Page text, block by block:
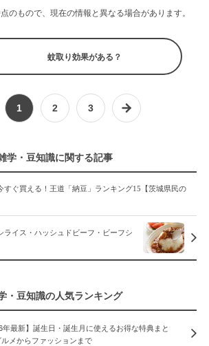
のもので、現在の情報と異なる場合があります。
蚊取り効果がある？
1 2 3
学・豆知識に関する記事
すぐ買える！王道「納豆」ランキング15【茨城県民の
ライス・ハッシュドビーフ・ビーフシ
・豆知識の人気ランキング
年最新】誕生日・誕生月に使えるお得な特典まと
メからファッションまで